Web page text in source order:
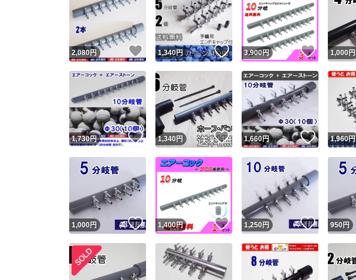
2,080円 いいね！
1,340円 いいね！
3,900円 いいね！
1,000円
1,730円 いいね！
1,340円 いいね！
1,660円 いいね！
1,960円
1,000円 いいね！
1,400円 いいね！
1,250円 いいね！
950円